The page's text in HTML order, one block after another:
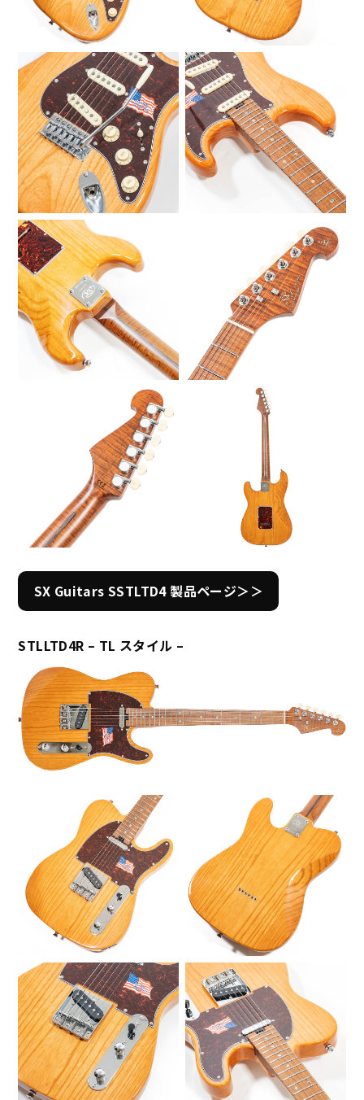
SX Guitars SSTLTD4 製品ページ＞＞
STLLTD4R – TL スタイル –